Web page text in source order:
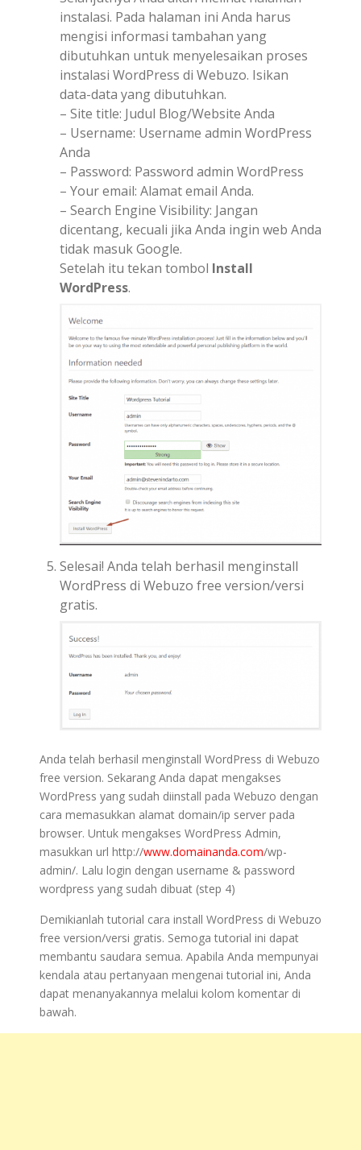
instalasi. Pada halaman ini Anda harus
mengisi informasi tambahan yang
dibutuhkan untuk menyelesaikan proses
instalasi WordPress di Webuzo. Isikan
data-data yang dibutuhkan.
– Site title: Judul Blog/Website Anda
– Username: Username admin WordPress
Anda
– Password: Password admin WordPress
– Your email: Alamat email Anda.
– Search Engine Visibility: Jangan
dicentang, kecuali jika Anda ingin web Anda
tidak masuk Google.
Setelah itu tekan tombol Install
WordPress.
Selesai! Anda telah berhasil menginstall
WordPress di Webuzo free version/versi
gratis.
Anda telah berhasil menginstall WordPress di Webuzo
free version. Sekarang Anda dapat mengakses
WordPress yang sudah diinstall pada Webuzo dengan
cara memasukkan alamat domain/ip server pada
browser. Untuk mengakses WordPress Admin,
masukkan url http://www.domainanda.com/wp-
admin/. Lalu login dengan username & password
wordpress yang sudah dibuat (step 4)
Demikianlah tutorial cara install WordPress di Webuzo
free version/versi gratis. Semoga tutorial ini dapat
membantu saudara semua. Apabila Anda mempunyai
kendala atau pertanyaan mengenai tutorial ini, Anda
dapat menanyakannya melalui kolom komentar di
bawah.